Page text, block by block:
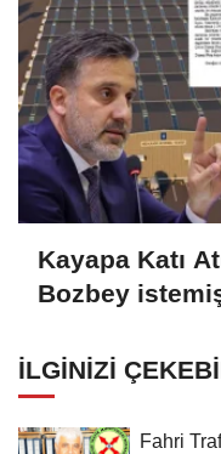
Kayapa Katı
Bozbey
İLGINIZI
Fahri